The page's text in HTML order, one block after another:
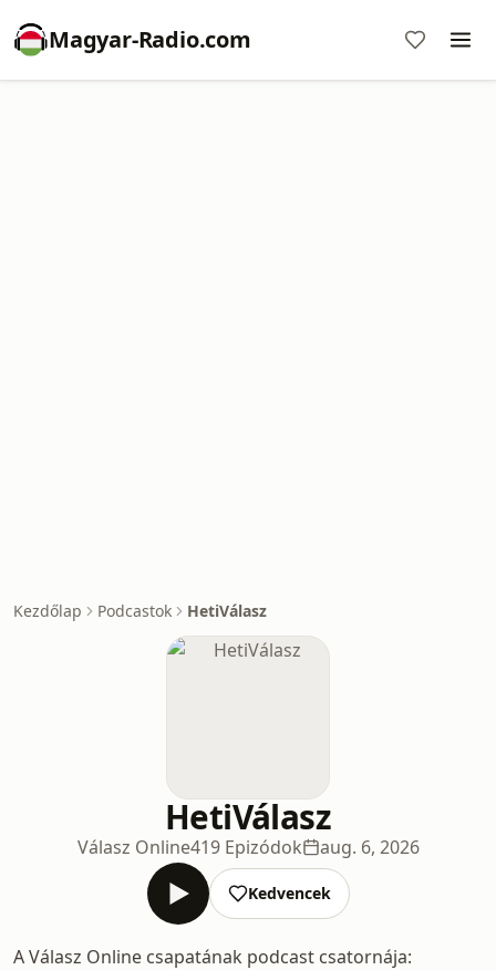
Magyar-Radio.com
Kezdőlap Podcastok HetiVálasz
HetiVálasz
Válasz Online419 Epizódok aug. 6, 2026
Kedvencek
A Válasz Online csapatának podcast csatornája: